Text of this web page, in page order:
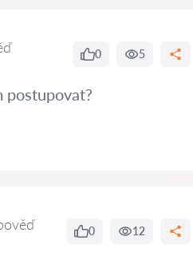
0 5
postupovat?
0 12